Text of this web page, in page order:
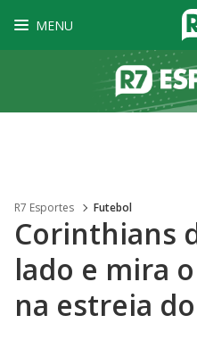
MENU
R7 Esportes Futebol
Corinthians
lado e mira
na estreia